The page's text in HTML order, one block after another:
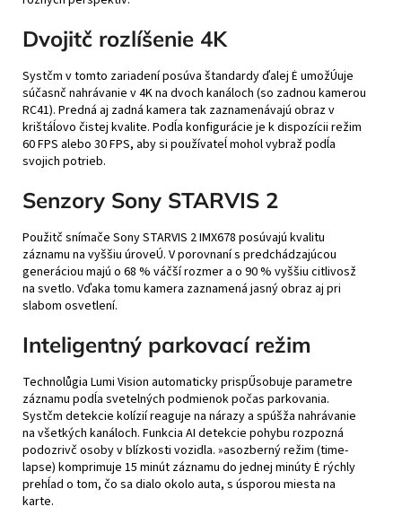
Dvojitč rozlíšenie 4K
Systčm v tomto zariadení posúva štandardy ďalej Ė umožÚuje
súčasnč nahrávanie v 4K na dvoch kanáloch (so zadnou kamerou
RC41). Predná aj zadná kamera tak zaznamenávajú obraz v
krištáĺovo čistej kvalite. Podĺa konfigurácie je k dispozícii režim
60 FPS alebo 30 FPS, aby si používateĺ mohol vybraž podĺa
svojich potrieb.
Senzory Sony STARVIS 2
Použitč snímače Sony STARVIS 2 IMX678 posúvajú kvalitu
záznamu na vyššiu úroveÚ. V porovnaní s predchádzajúcou
generáciou majú o 68 % váčší rozmer a o 90 % vyššiu citlivosž
na svetlo. Vďaka tomu kamera zaznamená jasný obraz aj pri
slabom osvetlení.
Inteligentný parkovací režim
Technolůgia Lumi Vision automaticky prispŰsobuje parametre
záznamu podĺa svetelných podmienok počas parkovania.
Systčm detekcie kolízií reaguje na nárazy a spúšža nahrávanie
na všetkých kanáloch. Funkcia AI detekcie pohybu rozpozná
podozrivč osoby v blízkosti vozidla. »asozberný režim (time-
lapse) komprimuje 15 minút záznamu do jednej minúty Ė rýchly
prehĺad o tom, čo sa dialo okolo auta, s úsporou miesta na
karte.